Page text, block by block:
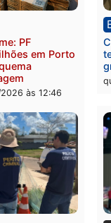
é aprovado na
federal
2026 às 15:52